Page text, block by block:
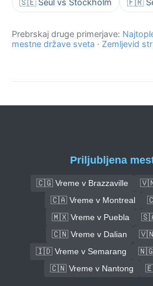
🇸🇪 Seul vs Stockholm 🇫🇷
Prebrskaj druge primerjave:
mestne države sveta · Zemljevid
Priljubljena
🇨🇬 Vreme v Brazzaville
🇻🇳
🇨🇦 Vreme v Montreal
🇲🇽 Vreme v Puebla
🇸🇦
🇨🇳 Vreme v Dalian
🇻🇳
🇮🇩 Vreme v Semarang
🇳🇬
🇨🇳 Vreme v Nantong